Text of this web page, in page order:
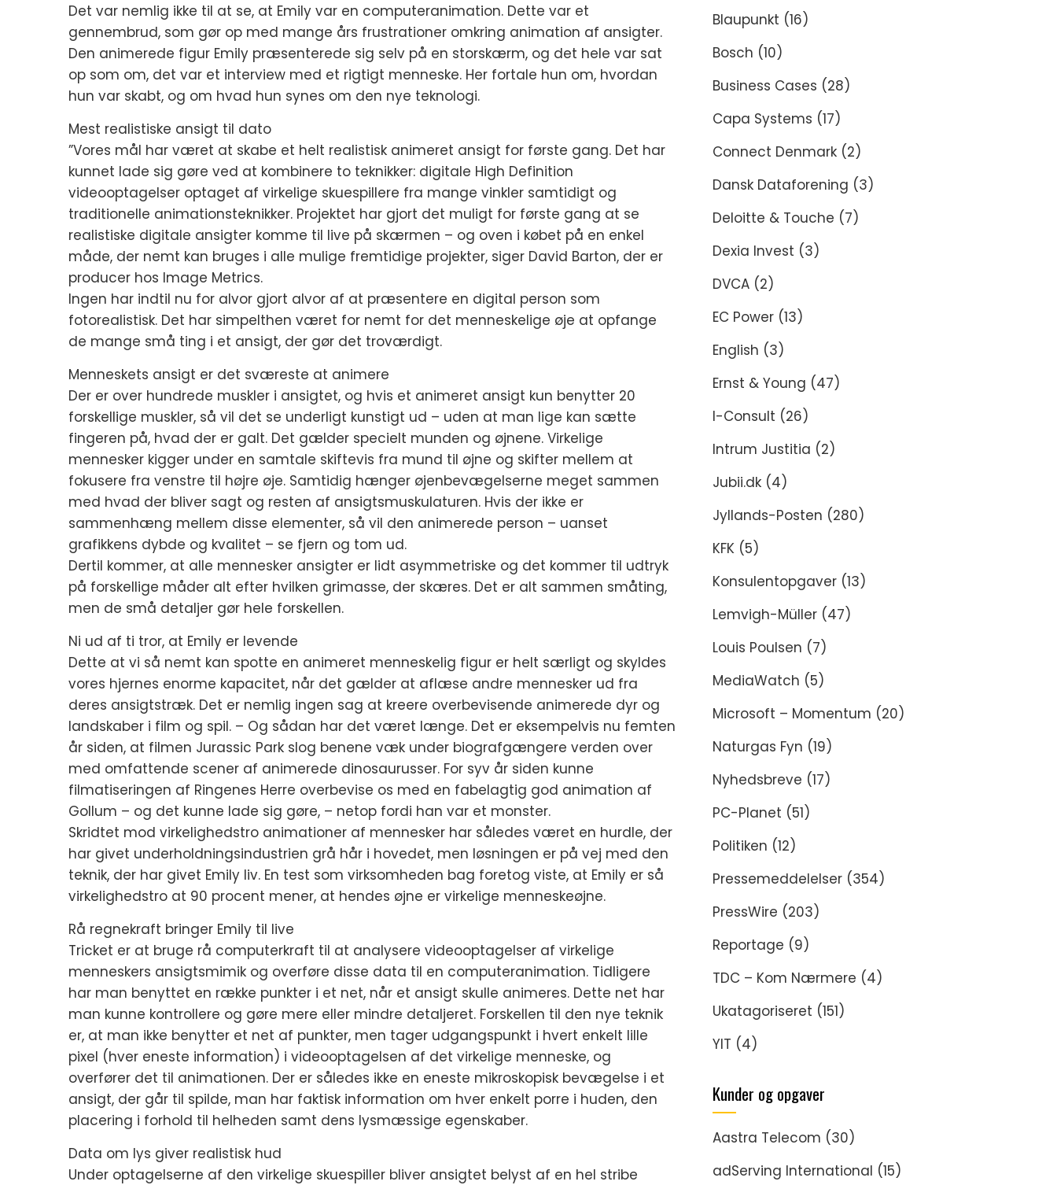
Det var nemlig ikke til at se, at Emily var en computeranimation. Dette var et
gennembrud, som gør op med mange års frustrationer omkring animation af ansigter.
Den animerede figur Emily præsenterede sig selv på en storskærm, og det hele var sat
op som om, det var et interview med et rigtigt menneske. Her fortale hun om, hvordan
hun var skabt, og om hvad hun synes om den nye teknologi.
Mest realistiske ansigt til dato
”Vores mål har været at skabe et helt realistisk animeret ansigt for første gang. Det har
kunnet lade sig gøre ved at kombinere to teknikker: digitale High Definition
videooptagelser optaget af virkelige skuespillere fra mange vinkler samtidigt og
traditionelle animationsteknikker. Projektet har gjort det muligt for første gang at se
realistiske digitale ansigter komme til live på skærmen – og oven i købet på en enkel
måde, der nemt kan bruges i alle mulige fremtidige projekter, siger David Barton, der er
producer hos Image Metrics.
Ingen har indtil nu for alvor gjort alvor af at præsentere en digital person som
fotorealistisk. Det har simpelthen været for nemt for det menneskelige øje at opfange
de mange små ting i et ansigt, der gør det troværdigt.
Menneskets ansigt er det sværeste at animere
Der er over hundrede muskler i ansigtet, og hvis et animeret ansigt kun benytter 20
forskellige muskler, så vil det se underligt kunstigt ud – uden at man lige kan sætte
fingeren på, hvad der er galt. Det gælder specielt munden og øjnene. Virkelige
mennesker kigger under en samtale skiftevis fra mund til øjne og skifter mellem at
fokusere fra venstre til højre øje. Samtidig hænger øjenbevægelserne meget sammen
med hvad der bliver sagt og resten af ansigtsmuskulaturen. Hvis der ikke er
sammenhæng mellem disse elementer, så vil den animerede person – uanset
grafikkens dybde og kvalitet – se fjern og tom ud.
Dertil kommer, at alle mennesker ansigter er lidt asymmetriske og det kommer til udtryk
på forskellige måder alt efter hvilken grimasse, der skæres. Det er alt sammen småting,
men de små detaljer gør hele forskellen.
Ni ud af ti tror, at Emily er levende
Dette at vi så nemt kan spotte en animeret menneskelig figur er helt særligt og skyldes
vores hjernes enorme kapacitet, når det gælder at aflæse andre mennesker ud fra
deres ansigtstræk. Det er nemlig ingen sag at kreere overbevisende animerede dyr og
landskaber i film og spil. – Og sådan har det været længe. Det er eksempelvis nu femten
år siden, at filmen Jurassic Park slog benene væk under biografgængere verden over
med omfattende scener af animerede dinosaurusser. For syv år siden kunne
filmatiseringen af Ringenes Herre overbevise os med en fabelagtig god animation af
Gollum – og det kunne lade sig gøre, – netop fordi han var et monster.
Skridtet mod virkelighedstro animationer af mennesker har således været en hurdle, der
har givet underholdningsindustrien grå hår i hovedet, men løsningen er på vej med den
teknik, der har givet Emily liv. En test som virksomheden bag foretog viste, at Emily er så
virkelighedstro at 90 procent mener, at hendes øjne er virkelige menneskeøjne.
Rå regnekraft bringer Emily til live
Tricket er at bruge rå computerkraft til at analysere videooptagelser af virkelige
menneskers ansigtsmimik og overføre disse data til en computeranimation. Tidligere
har man benyttet en række punkter i et net, når et ansigt skulle animeres. Dette net har
man kunne kontrollere og gøre mere eller mindre detaljeret. Forskellen til den nye teknik
er, at man ikke benytter et net af punkter, men tager udgangspunkt i hvert enkelt lille
pixel (hver eneste information) i videooptagelsen af det virkelige menneske, og
overfører det til animationen. Der er således ikke en eneste mikroskopisk bevægelse i et
ansigt, der går til spilde, man har faktisk information om hver enkelt porre i huden, den
placering i forhold til helheden samt dens lysmæssige egenskaber.
Data om lys giver realistisk hud
Under optagelserne af den virkelige skuespiller bliver ansigtet belyst af en hel stribe
Blaupunkt (16)
Bosch (10)
Business Cases (28)
Capa Systems (17)
Connect Denmark (2)
Dansk Dataforening (3)
Deloitte & Touche (7)
Dexia Invest (3)
DVCA (2)
EC Power (13)
English (3)
Ernst & Young (47)
I-Consult (26)
Intrum Justitia (2)
Jubii.dk (4)
Jyllands-Posten (280)
KFK (5)
Konsulentopgaver (13)
Lemvigh-Müller (47)
Louis Poulsen (7)
MediaWatch (5)
Microsoft – Momentum (20)
Naturgas Fyn (19)
Nyhedsbreve (17)
PC-Planet (51)
Politiken (12)
Pressemeddelelser (354)
PressWire (203)
Reportage (9)
TDC – Kom Nærmere (4)
Ukatagoriseret (151)
YIT (4)
Kunder og opgaver
Aastra Telecom (30)
adServing International (15)